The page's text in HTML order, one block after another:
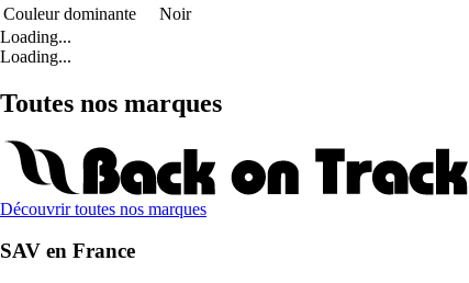
Couleur dominante
Noir
Loading...
Loading...
Toutes nos marques
Découvrir toutes nos marques
SAV en France